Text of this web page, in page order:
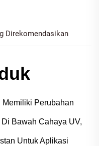
Direkomendasikan
Perubahan
Bawah Cahaya UV,
Untuk Aplikasi